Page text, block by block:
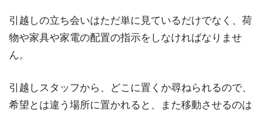
引越しの立ち会いはただ単に見ているだけでなく、荷
物や家具や家電の配置の指示をしなければなりませ
ん。
引越しスタッフから、どこに置くか尋ねられるので、
希望とは違う場所に置かれると、また移動させるのは